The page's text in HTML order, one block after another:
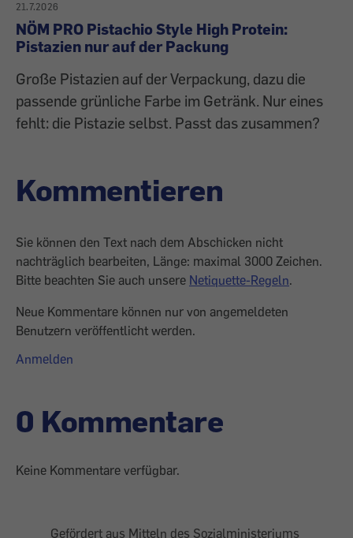
21.7.2026
NÖM PRO Pistachio Style High Protein:
Pistazien nur auf der Packung
Große Pistazien auf der Verpackung, dazu die
passende grünliche Farbe im Getränk. Nur eines
fehlt: die Pistazie selbst. Passt das zusammen?
Kommentieren
Sie können den Text nach dem Abschicken nicht
nachträglich bearbeiten, Länge: maximal 3000 Zeichen.
Bitte beachten Sie auch unsere Netiquette-Regeln.
Neue Kommentare können nur von angemeldeten
Benutzern veröffentlicht werden.
Anmelden
0 Kommentare
Keine Kommentare verfügbar.
Gefördert aus Mitteln des Sozialministeriums